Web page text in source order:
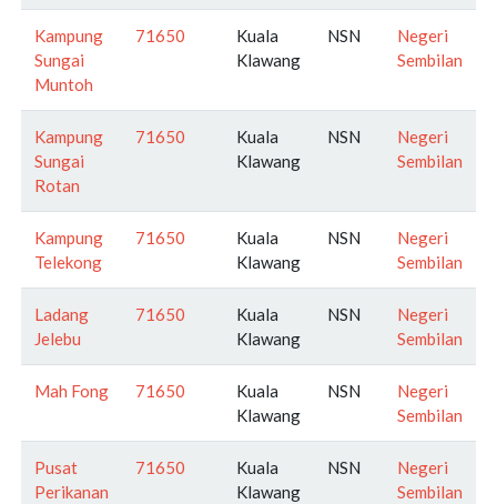
Kampung
Sungai
Muntoh
71650
Kuala
Klawang
NSN
Negeri
Sembilan
Kampung
Sungai
Rotan
71650
Kuala
Klawang
NSN
Negeri
Sembilan
Kampung
Telekong
71650
Kuala
Klawang
NSN
Negeri
Sembilan
Ladang
Jelebu
71650
Kuala
Klawang
NSN
Negeri
Sembilan
Mah Fong 71650
Kuala
Klawang
NSN
Negeri
Sembilan
Pusat
Perikanan
71650
Kuala
Klawang
NSN
Negeri
Sembilan